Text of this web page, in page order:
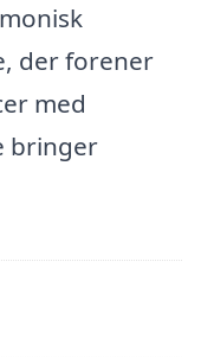
der forener
med
bringer